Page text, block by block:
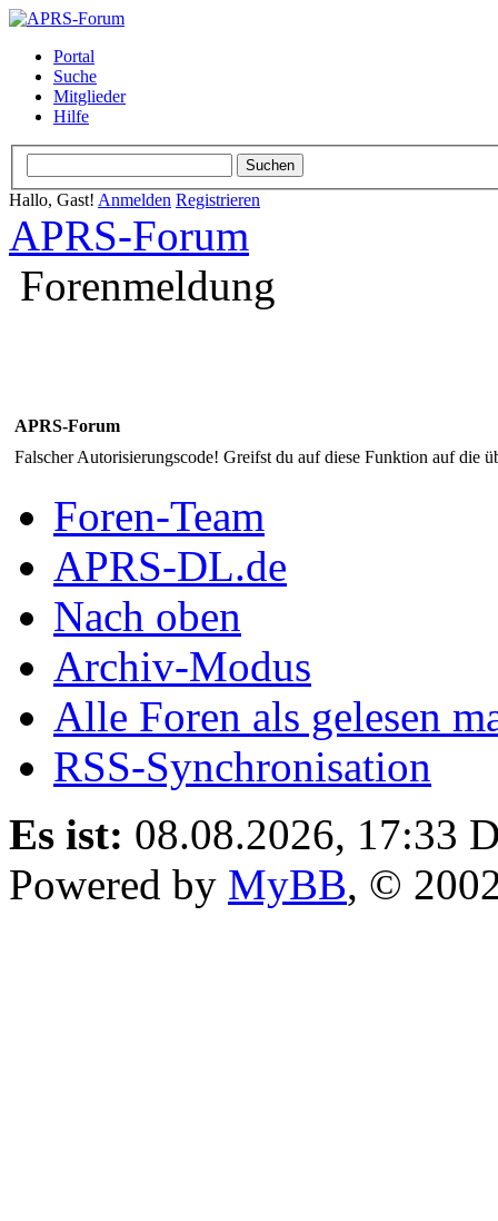
Portal
Suche
Mitglieder
Hilfe
Hallo, Gast! Anmelden Registrieren
APRS-Forum
Forenmeldung
APRS-Forum
Falscher Autorisierungscode! Greifst du auf diese Funktion auf die
Foren-Team
APRS-DL.de
Nach oben
Archiv-Modus
Alle Foren als gelesen
RSS-Synchronisation
Es ist: 08.08.2026, 17:33
Powered by MyBB, ©